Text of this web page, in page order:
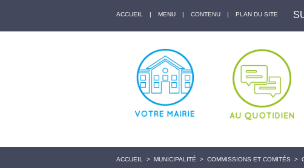
ACCUEIL | MENU | CONTENU | PLAN DU SITE
ACCUEIL > MUNICIPALITÉ > COMMISSIONS ET COMITÉS >